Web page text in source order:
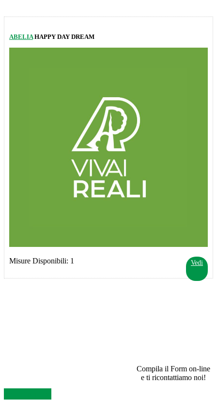
ABELIAHAPPY DAY DREAM
Vedi
Misure Disponibili: 1
Compila il Form on-line
e ti ricontattiamo noi!